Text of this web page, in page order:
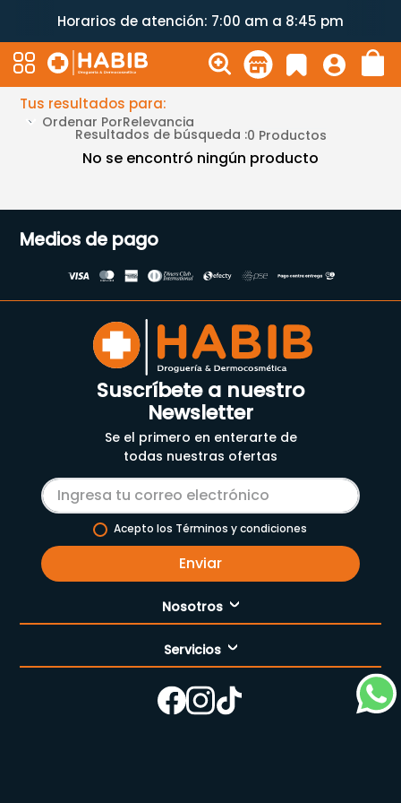
Horarios de atención: 7:00 am a 8:45 pm
Tus resultados para:
Ordenar PorRelevancia
Resultados de búsqueda :0 Productos
No se encontró ningún producto
Medios de pago
Suscríbete a nuestro
Newsletter
Se el primero en enterarte de
todas nuestras ofertas
Acepto los Términos y condiciones
Enviar
Nosotros
Nuestra empresa
Cómo comprar
Nuestras tiendas
Servicios
Enfermería